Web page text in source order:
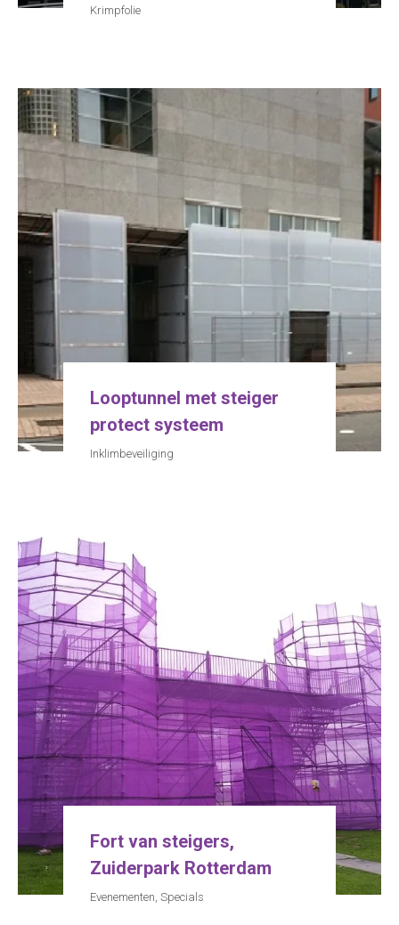
Krimpfolie
Looptunnel met steiger
protect systeem
Inklimbeveiliging
Fort van steigers,
Zuiderpark Rotterdam
Evenementen, Specials